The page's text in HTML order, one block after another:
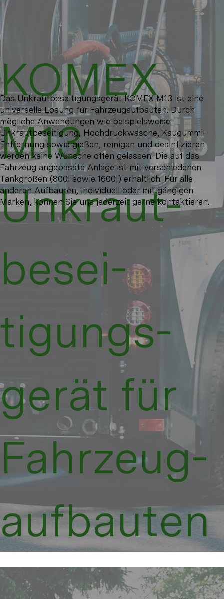
KOMEX
M13
Unkraut­
be­sei­
tigungs­
gerät für
Fahr­zeug­
auf­bauten
Das Unkrautbeseitigungsgerät KOMEX M13 ist eine
universelle Lösung für Fahrzeugaufbauten. Durch
mögliche Anwendungen wie beispielsweise
Unkrautbeseitigung, Hochdruckwäsche, Kaugummi-
Entfernung sowie gießen, reinigen und desinfizieren
werden keine Wünsche offen gelassen. Die auf das
Fahrzeug angepasste Anlage ist mit verschiedenen
Tankgrößen (800l sowie 1600l) erhältlich. Für alle
anderen Aufbauten, individuell oder mit gängigen
Marken, können Sie uns jederzeit gerne kontaktieren.